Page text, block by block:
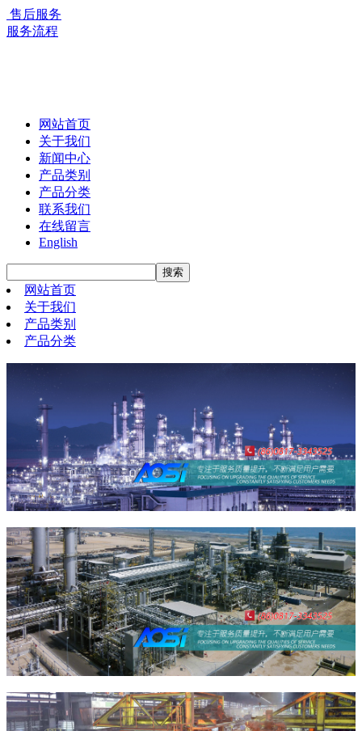
售后服务
服务流程
网站首页
关于我们
新闻中心
产品类别
产品分类
联系我们
在线留言
English
网站首页
关于我们
产品类别
产品分类